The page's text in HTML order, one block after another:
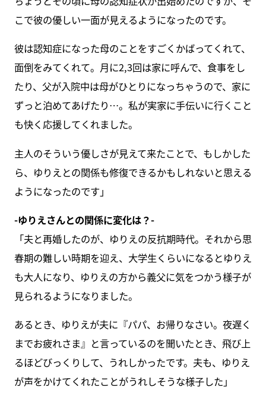
こで彼の優しい一面が見えるようになったのです。
彼は認知症になった母のことをすごくかばってくれて、
面倒をみてくれて。月に2,3回は家に呼んで、食事をし
たり、父が入院中は母がひとりになっちゃうので、家に
ずっと泊めてあげたり…。私が実家に手伝いに行くこと
も快く応援してくれました。
主人のそういう優しさが見えて来たことで、もしかした
ら、ゆりえとの関係も修復できるかもしれないと思える
ようになったのです」
-ゆりえさんとの関係に変化は？-
「夫と再婚したのが、ゆりえの反抗期時代。それから思
春期の難しい時期を迎え、大学生くらいになるとゆりえ
も大人になり、ゆりえの方から義父に気をつかう様子が
見られるようになりました。
あるとき、ゆりえが夫に『パパ、お帰りなさい。夜遅く
までお疲れさま』と言っているのを聞いたとき、飛び上
るほどびっくりして、うれしかったです。夫も、ゆりえ
が声をかけてくれたことがうれしそうな様子した」